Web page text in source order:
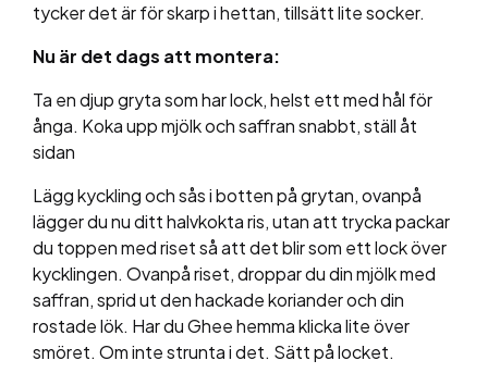
tycker det är för skarp i hettan, tillsätt lite socker.
Nu är det dags att montera:
Ta en djup gryta som har lock, helst ett med hål för
ånga. Koka upp mjölk och saffran snabbt, ställ åt
sidan
Lägg kyckling och sås i botten på grytan, ovanpå
lägger du nu ditt halvkokta ris, utan att trycka packar
du toppen med riset så att det blir som ett lock över
kycklingen. Ovanpå riset, droppar du din mjölk med
saffran, sprid ut den hackade koriander och din
rostade lök. Har du Ghee hemma klicka lite över
smöret. Om inte strunta i det. Sätt på locket.